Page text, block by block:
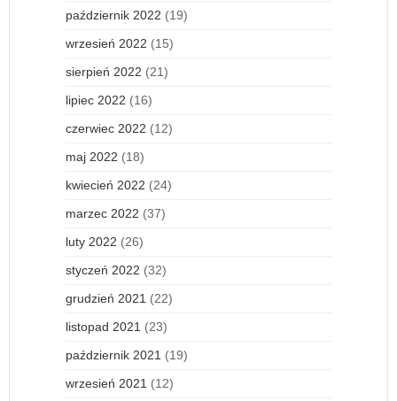
październik 2022 (19)
wrzesień 2022 (15)
sierpień 2022 (21)
lipiec 2022 (16)
czerwiec 2022 (12)
maj 2022 (18)
kwiecień 2022 (24)
marzec 2022 (37)
luty 2022 (26)
styczeń 2022 (32)
grudzień 2021 (22)
listopad 2021 (23)
październik 2021 (19)
wrzesień 2021 (12)